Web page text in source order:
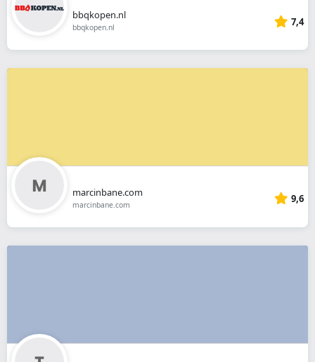
bbqkopen.nl
bbqkopen.nl 7,4
marcinbane.com
marcinbane.com 9,6